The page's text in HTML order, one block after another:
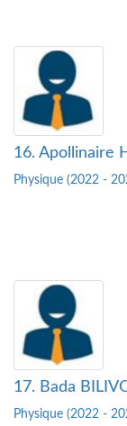
16. Apollinaire
Physique (2022 -
17. Bada
Physique (2022 -